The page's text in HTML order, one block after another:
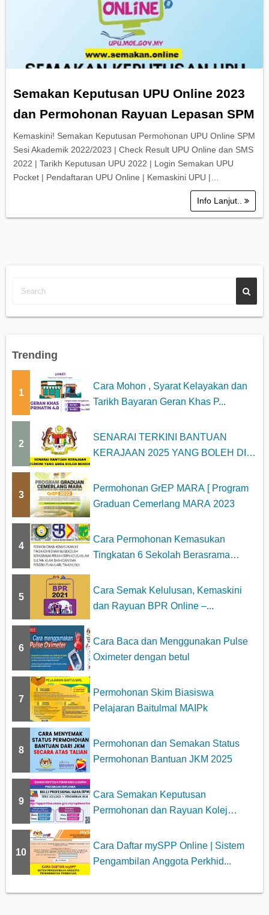
Semakan Keputusan UPU Online 2023
dan Permohonan Rayuan Lepasan SPM
Kemaskini! Semakan Keputusan Permohonan UPU Online SPM
Sesi Akademik 2022/2023 | Check Result UPU Online dan SMS
2022 | Tarikh Keputusan UPU 2022 | Login Semakan UPU
Pocket | Pendaftaran UPU Online | Kemaskini UPU |…
Info Lanjut..
Trending
1
Cara Mohon , Syarat Kelayakan dan
Tarikh Bayaran Geran Khas P...
2
SENARAI TERKINI BANTUAN
KERAJAAN 2025 YANG BOLEH DI
3
Permohonan GrEP MARA [ Program
Graduan Cemerlang MARA 2023
4
Cara Permohonan Kemasukan
Tingkatan 6 Sekolah Berasrama
5
Cara Semak Kelulusan, Kemaskini
dan Rayuan BPR Online –...
6
Cara Baca dan Menggunakan Pulse
Oximeter dengan betul
7
Permohonan Skim Biasiswa
Pelajaran Baitulmal MAIPk
8
Permohonan dan Semakan Status
Permohonan Bantuan JKM 2025
9
Cara Semakan Keputusan
Permohonan dan Rayuan Kolej
10
Cara Daftar mySPP Online | Sistem
Pengambilan Anggota Perkhid...